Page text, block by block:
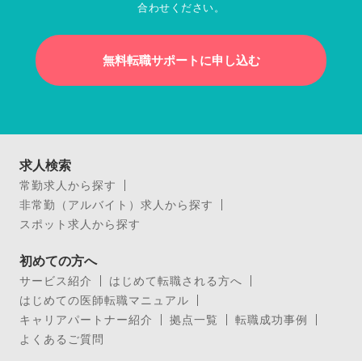
合わせください。
無料転職サポートに申し込む
求人検索
常勤求人から探す
非常勤（アルバイト）求人から探す
スポット求人から探す
初めての方へ
サービス紹介
はじめて転職される方へ
はじめての医師転職マニュアル
キャリアパートナー紹介
拠点一覧
転職成功事例
よくあるご質問